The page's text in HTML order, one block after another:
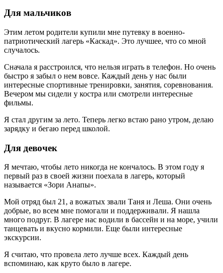
Для мальчиков
Этим летом родители купили мне путевку в военно-
патриотический лагерь «Каскад». Это лучшее, что со мной
случалось.
Сначала я расстроился, что нельзя играть в телефон. Но очень
быстро я забыл о нем вовсе. Каждый день у нас были
интересные спортивные тренировки, занятия, соревнования.
Вечером мы сидели у костра или смотрели интересные
фильмы.
Я стал другим за лето. Теперь легко встаю рано утром, делаю
зарядку и бегаю перед школой.
Для девочек
Я мечтаю, чтобы лето никогда не кончалось. В этом году я
первый раз в своей жизни поехала в лагерь, который
называется «Зори Анапы».
Мой отряд был 21, а вожатых звали Таня и Леша. Они очень
добрые, во всем мне помогали и поддерживали. Я нашла
много подруг. В лагере нас водили в бассейн и на море, учили
танцевать и вкусно кормили. Еще были интересные
экскурсии.
Я считаю, что провела лето лучше всех. Каждый день
вспоминаю, как круто было в лагере.